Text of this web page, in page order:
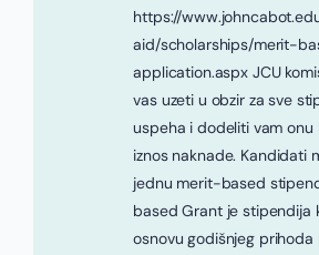
https://
aid/scholarships/merit-
application.aspx JCU
vas uzeti u obzir za sve
uspeha i dodeliti vam onu
iznos naknade. Kandidati
jednu merit-based
based Grant je stipendija
osnovu godišnjeg prihoda